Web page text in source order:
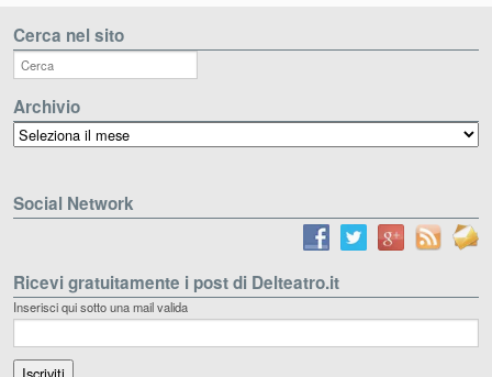
Cerca nel sito
Archivio
Archivio
Social Network
Ricevi gratuitamente i post di Delteatro.it
Inserisci qui sotto una mail valida